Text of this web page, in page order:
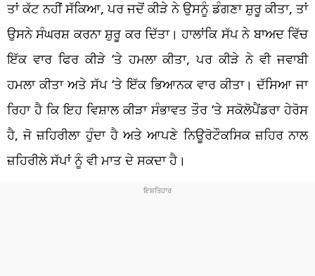
ਤਾਂ ਕੱਟ ਨਹੀਂ ਸੱਕਿਆ, ਪਰ ਜਦੋਂ ਕੀੜੇ ਨੇ ਉਸਨੂੰ ਡੰਗਣਾ ਸ਼ੁਰੂ ਕੀਤਾ, ਤਾਂ
ਉਸਨੇ ਸੰਘਰਸ਼ ਕਰਨਾ ਸ਼ੁਰੂ ਕਰ ਦਿੱਤਾ। ਹਾਲਾਂਕਿ ਸੱਪ ਨੇ ਬਾਅਦ ਵਿੱਚ
ਇੱਕ ਵਾਰ ਫਿਰ ਕੀੜੇ ‘ਤੇ ਹਮਲਾ ਕੀਤਾ, ਪਰ ਕੀੜੇ ਨੇ ਵੀ ਜਵਾਬੀ
ਹਮਲਾ ਕੀਤਾ ਅਤੇ ਸੱਪ ‘ਤੇ ਇੱਕ ਭਿਆਨਕ ਵਾਰ ਕੀਤਾ। ਦੱਸਿਆ ਜਾ
ਰਿਹਾ ਹੈ ਕਿ ਇਹ ਵਿਸ਼ਾਲ ਕੀੜਾ ਸੰਭਾਵਤ ਤੌਰ ‘ਤੇ ਸਕੋਲੋਪੈਂਡਰਾ ਹੇਰੋਸ
ਹੈ, ਜੋ ਜ਼ਹਿਰੀਲਾ ਹੁੰਦਾ ਹੈ ਅਤੇ ਆਪਣੇ ਨਿਊਰੋਟੌਕਸਿਕ ਜ਼ਹਿਰ ਨਾਲ
ਜ਼ਹਿਰੀਲੇ ਸੱਪਾਂ ਨੂੰ ਵੀ ਮਾਤ ਦੇ ਸਕਦਾ ਹੈ।